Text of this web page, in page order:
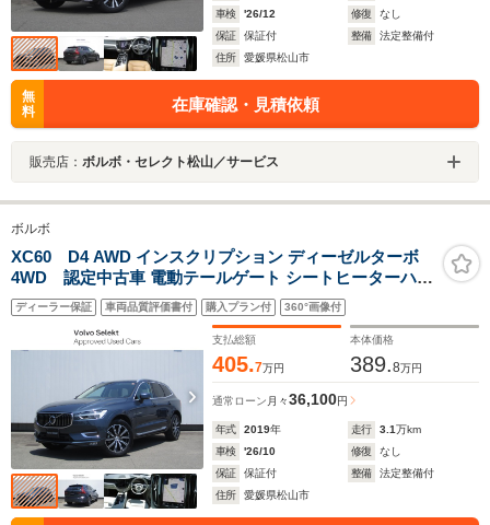
車検
'26/12 修復
なし
保証
保証付 整備
法定整備付
住所
愛媛県松山市
無
料
在庫確認・見積依頼
販売店： ボルボ・セレクト松山／サービス
ボルボ
XC60 D4 AWD インスクリプション ディーゼルターボ
4WD 認定中古車 電動テールゲート シートヒーターハン
ドルヒーター シートクーラー 全方位カメラ
ディーラー保証 車両品質評価書付 購入プラン付 360°画像付
支払総額
405.7万円
本体価格
389.8万円
通常ローン 月々36,100円
年式 2019年 走行 3.1万km
車検
'26/10 修復
なし
保証
保証付 整備
法定整備付
住所
愛媛県松山市